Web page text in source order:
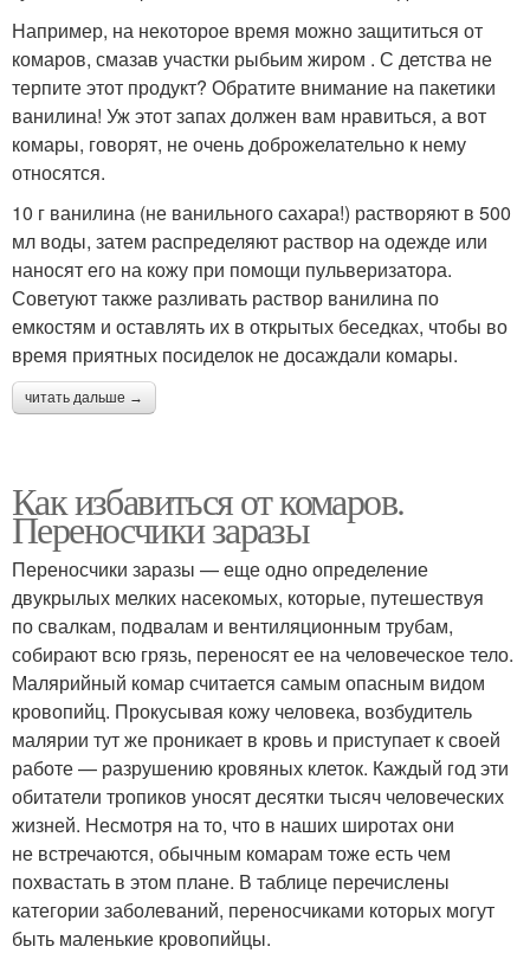
Например, на некоторое время можно защититься от
комаров, смазав участки рыбьим жиром . С детства не
терпите этот продукт? Обратите внимание на пакетики
ванилина! Уж этот запах должен вам нравиться, а вот
комары, говорят, не очень доброжелательно к нему
относятся.
10 г ванилина (не ванильного сахара!) растворяют в 500
мл воды, затем распределяют раствор на одежде или
наносят его на кожу при помощи пульверизатора.
Советуют также разливать раствор ванилина по
емкостям и оставлять их в открытых беседках, чтобы во
время приятных посиделок не досаждали комары.
читать дальше →
Как избавиться от комаров.
Переносчики заразы
Переносчики заразы — еще одно определение
двукрылых мелких насекомых, которые, путешествуя
по свалкам, подвалам и вентиляционным трубам,
собирают всю грязь, переносят ее на человеческое тело.
Малярийный комар считается самым опасным видом
кровопийц. Прокусывая кожу человека, возбудитель
малярии тут же проникает в кровь и приступает к своей
работе — разрушению кровяных клеток. Каждый год эти
обитатели тропиков уносят десятки тысяч человеческих
жизней. Несмотря на то, что в наших широтах они
не встречаются, обычным комарам тоже есть чем
похвастать в этом плане. В таблице перечислены
категории заболеваний, переносчиками которых могут
быть маленькие кровопийцы.